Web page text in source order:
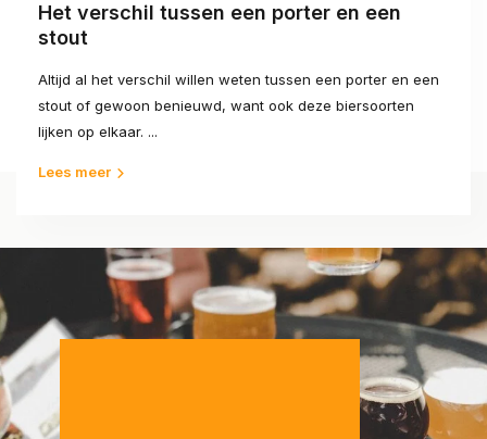
Het verschil tussen een porter en een
stout
Altijd al het verschil willen weten tussen een porter en een
stout of gewoon benieuwd, want ook deze biersoorten
lijken op elkaar. ...
Lees meer